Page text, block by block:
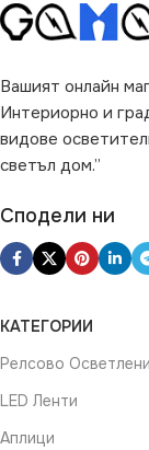
Вашият онлайн
Интериорно и
видове
светъл дом.”
Сподели ни
КАТЕГОРИИ
Релсово
LED Ленти
Аплици